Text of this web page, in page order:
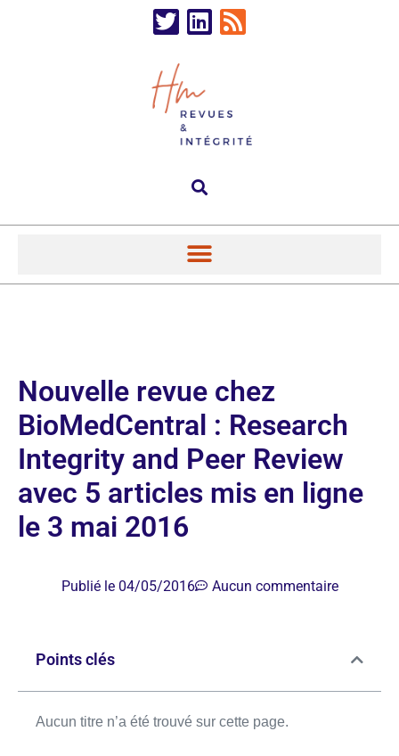
Nouvelle revue chez
BioMedCentral : Research
Integrity and Peer Review
avec 5 articles mis en ligne
le 3 mai 2016
Publié le 04/05/2016 Aucun commentaire
Points clés
Aucun titre n’a été trouvé sur cette page.